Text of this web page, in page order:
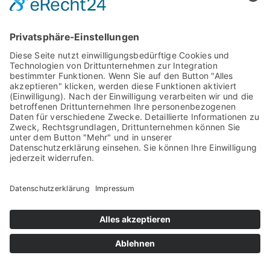
Veranstaltungsort
Loikum
Loikum, NRW 46499 Deutschland
Google Karte anzeigen
durch und stimmen Sie der
Karte anzuzeigen.
Mehr Informationen
Akzeptieren
powered byUsercentrics Consent
Management Platform&eRecht24
Läven Oem Issel Kerk Un Möll